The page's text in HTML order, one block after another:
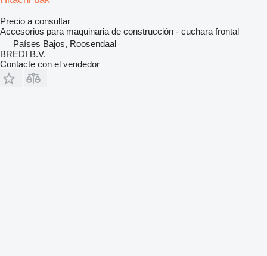
Precio a consultar
Accesorios para maquinaria de construcción - cuchara frontal
Países Bajos, Roosendaal
BREDI B.V.
Contacte con el vendedor